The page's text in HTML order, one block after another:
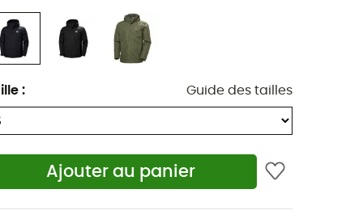
: Guide des tailles
Ajouter au panier